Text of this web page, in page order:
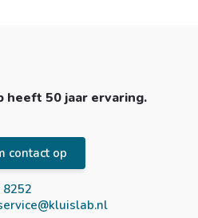
heeft 50 jaar ervaring.
contact op
8252